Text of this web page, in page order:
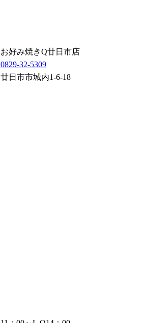
お好み焼きQ廿日市店
0829-32-5309
廿日市市城内1-6-18